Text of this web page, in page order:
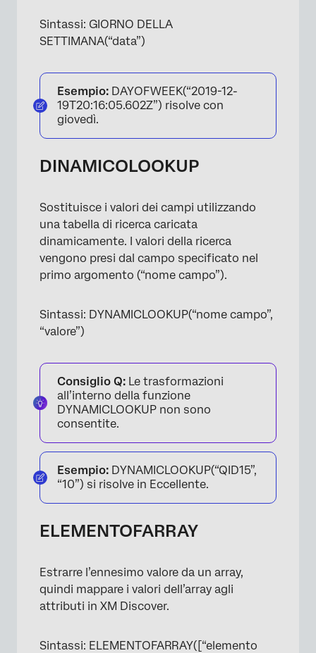
Sintassi: GIORNO DELLA
SETTIMANA(“data”)
Esempio: DAYOFWEEK(“2019-12-
19T20:16:05.602Z”) risolve con
giovedì.
DINAMICOLOOKUP
Sostituisce i valori dei campi utilizzando
una tabella di ricerca caricata
dinamicamente. I valori della ricerca
vengono presi dal campo specificato nel
primo argomento (“nome campo”).
Sintassi: DYNAMICLOOKUP(“nome campo”,
“valore”)
Consiglio Q: Le trasformazioni
all’interno della funzione
DYNAMICLOOKUP non sono
consentite.
Esempio: DYNAMICLOOKUP(“QID15”,
“10”) si risolve in Eccellente.
ELEMENTOFARRAY
Estrarre l’ennesimo valore da un array,
quindi mappare i valori dell’array agli
attributi in XM Discover.
Sintassi: ELEMENTOFARRAY([“elemento